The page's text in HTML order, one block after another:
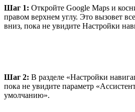
Шаг 1: Откройте Google Maps и
правом верхнем углу. Это вызовет
вниз, пока не увидите Настройки
Шаг 2: В разделе «Настройки
пока не увидите параметр
умолчанию».